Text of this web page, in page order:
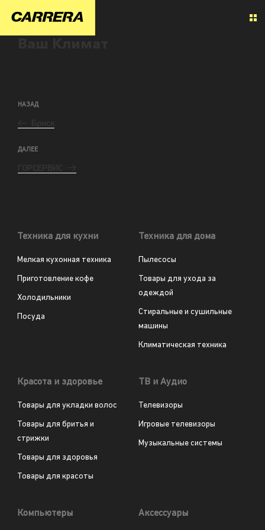
НАЗАД
ДАЛЕЕ
Техника для кухни
Мелкая кухонная техника
Приготовление кофе
Холодильники
Посуда
Техника для дома
Пылесосы
Товары для ухода за
одеждой
Стиральные и сушильные
машины
Климатическая техника
Красота и здоровье
Товары для укладки волос
Товары для бритья и
стрижки
Товары для здоровья
Товары для красоты
ТВ и Аудио
Телевизоры
Игровые телевизоры
Музыкальные системы
Компьютеры Аксессуары